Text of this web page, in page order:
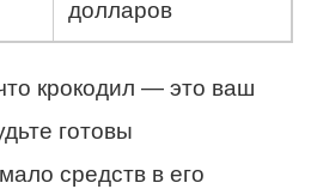
долларов
крокодил — это ваш
готовы
средств в его